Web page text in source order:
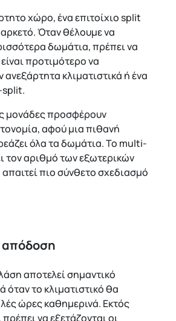
χώρο, ένα επιτοίχιο split
Όταν θέλουμε να
δωμάτια, πρέπει να
προτιμότερο να
κλιματιστικά ή ένα
μονάδες προσφέρουν
αφού μια πιθανή
όλα τα δωμάτια. Το multi-
τον αριθμό των εξωτερικών
πιο σύνθετο σχεδιασμό
απόδοση
αποτελεί σημαντικό
όταν το κλιματιστικό θα
ώρες καθημερινά. Εκτός
να εξετάζονται οι